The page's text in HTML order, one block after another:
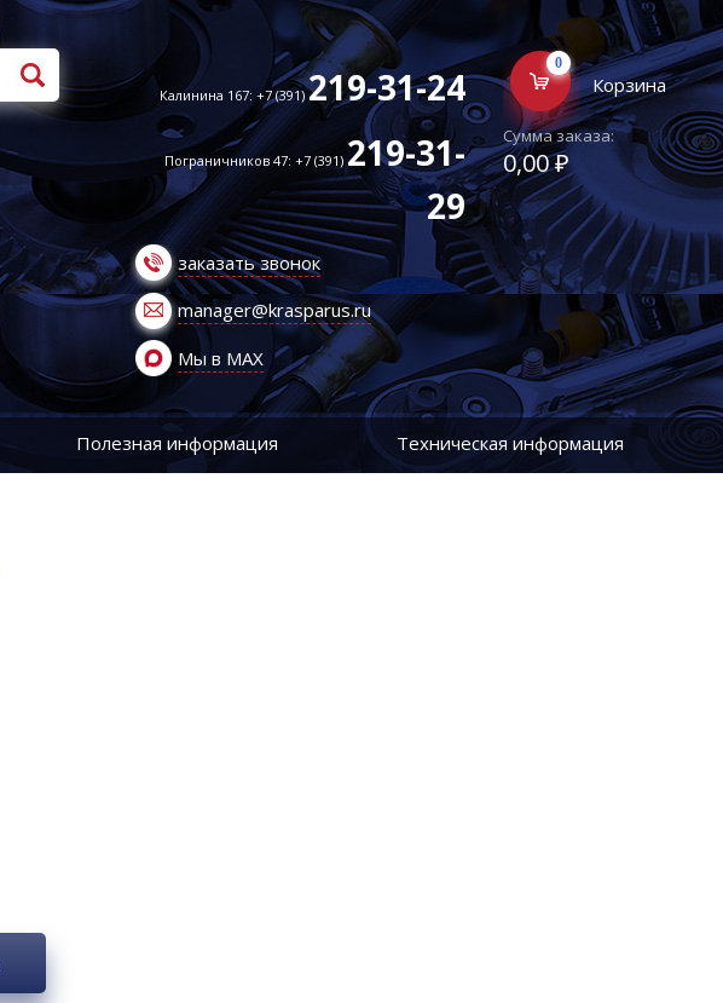
Калинина 167: +7 (391)219-31-24
Пограничников 47: +7 (391)219-31-
29
заказать звонок
manager@krasparus.ru
Мы в MAX
0
Корзина
Сумма заказа:
0,00 ₽
Полезная информация Техническая информация